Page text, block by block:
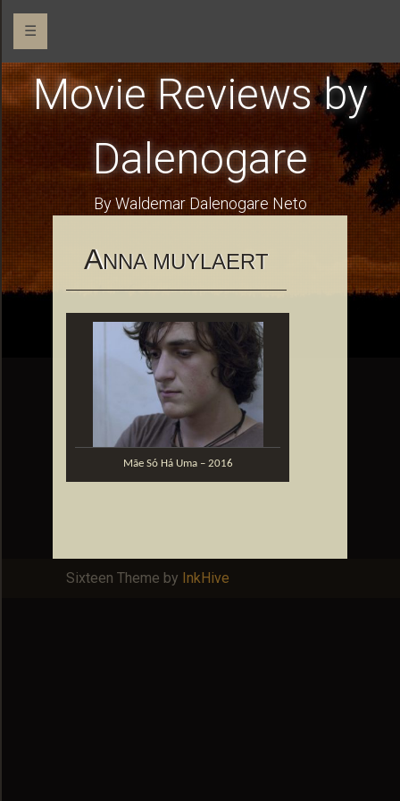
☰
Movie Reviews by
Dalenogare
By Waldemar Dalenogare Neto
ANNA MUYLAERT
Mãe Só Há Uma – 2016
Sixteen Theme by InkHive